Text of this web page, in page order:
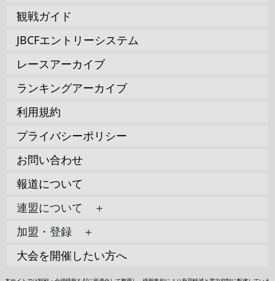
観戦ガイド
JBCFエントリーシステム
レースアーカイブ
ランキングアーカイブ
利用規約
プライバシーポリシー
お問い合わせ
報道について
連盟について ＋
加盟・登録 ＋
大会を開催したい方へ